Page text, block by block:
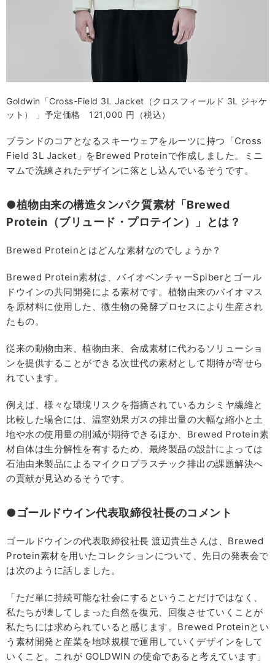
Goldwin「Cross-Field 3L Jacket（クロスフィールド 3L ジャケ
ット） 」予定価格 121,000 円（税込）
ブランドのコアとなるスキーウェアをルーツに持つ「Cross
Field 3L Jacket」をBrewed Proteinで作成しました。ミニ
マムで洗練されたデザインに落とし込んでいるそうです。
●植物由来の構造タンパク質素材「Brewed
Protein（ブリュード・プロテイン）」とは？
Brewed Proteinとはどんな素材なのでしょうか？
Brewed Protein素材は、バイオベンチャーSpiberとゴール
ドウインの共同開発による素材です。植物由来のバイオマス
を原材料に使用した、微生物の発酵プロセスにより生産され
たもの。
従来の動物由来、植物由来、合成素材に代わるソリューショ
ンを提供することができる次世代の素材として期待が寄せら
れています。
例えば、様々な環境リスクを指摘されているカシミヤ繊維と
比較した場合には、温室効果ガスの排出量の大幅な縮小と土
地や水の使用量の削減が期待できるほか、Brewed Protein素
材自体は生分解性を有するため、最終製品の設計によっては
石油由来製品によるマイクロプラスチック排出の課題解決へ
の貢献が見込めるそうです。
●ゴールドウイン代表取締役社長のコメント
ゴールドウインの代表取締役社長 渡辺貴生さんは、Brewed
Protein素材を用いたコレクションについて、先日の発表会で
は次のように話しました。
「ただ単に持続可能な社会にするということだけではなく、
私たちが壊してしまった自然を復元、回復させていくことが
私たちには求められていると感じます。Brewed Proteinとい
う素材開発と産業を地球規模で運用していくデザインをして
いくこと。これが GOLDWIN の使命であると考えています」